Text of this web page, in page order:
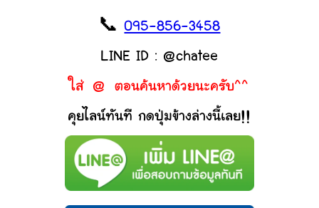
📞095-856-3458
LINE ID : @chatee
ใส่ @ ตอนค้นหาด้วยนะครับ^^
คุยไลน์ทันที กดปุ่มข้างล่างนี้เลย!!